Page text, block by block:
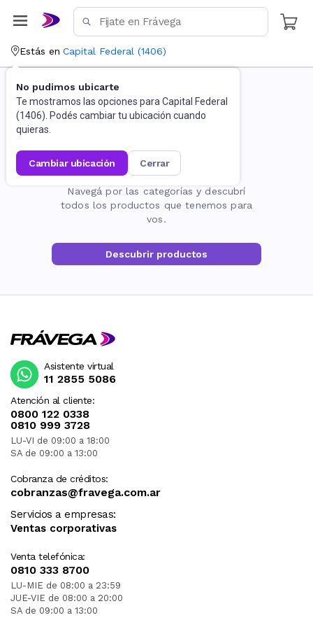
Estás en Capital Federal (1406)
No pudimos ubicarte
Te mostramos las opciones para Capital Federal
(1406). Podés cambiar tu ubicación cuando
quieras.
cambiar ubicación cerrar
La página no existe
Navegá por las categorías y descubrí
todos los productos que tenemos para
vos.
Descubrir productos
Atención al cliente:
0800 122 0338
0810 999 3728
LU-VI de 09:00 a 18:00
SA de 09:00 a 13:00
Cobranza de créditos:
cobranzas@fravega.com.ar
Servicios a empresas:
Ventas corporativas
Venta telefónica:
0810 333 8700
LU-MIE de 08:00 a 23:59
JUE-VIE de 08:00 a 20:00
SA de 09:00 a 13:00
Asistente virtual
11 2855 5086